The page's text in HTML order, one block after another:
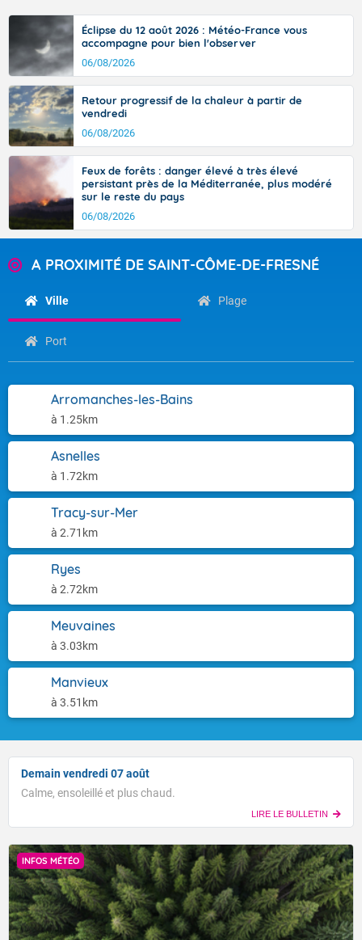
Éclipse du 12 août 2026 : Météo-France vous
accompagne pour bien l'observer
06/08/2026
Retour progressif de la chaleur à partir de
vendredi
06/08/2026
Feux de forêts : danger élevé à très élevé
persistant près de la Méditerranée, plus modéré
sur le reste du pays
06/08/2026
A PROXIMITÉ DE SAINT-CÔME-DE-FRESNÉ
Ville Plage
Port
Arromanches-les-Bains
à 1.25km
Asnelles
à 1.72km
Tracy-sur-Mer
à 2.71km
Ryes
à 2.72km
Meuvaines
à 3.03km
Manvieux
à 3.51km
Demain vendredi 07 août
Calme, ensoleillé et plus chaud.
LIRE LE BULLETIN
INFOS MÉTÉO